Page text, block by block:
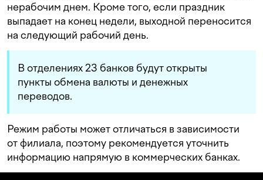
нерабочим днем. Кроме того, если праздник
выпадает на конец недели, выходной переносится
на следующий рабочий день.
В отделениях 23 банков будут открыты
пункты обмена валюты и денежных
переводов.
Режим работы может отличаться в зависимости
от филиала, поэтому рекомендуется уточнить
информацию напрямую в коммерческих банках.